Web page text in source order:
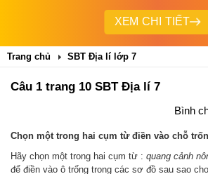
XEM CHI TIẾT
Trang chủ SBT Địa lí lớp 7
Câu 1 trang 10 SBT Địa lí 7
Bình
Chọn một trong hai cụm từ điền vào chỗ
Hãy chọn một trong hai cụm từ : quang cảnh
để điền vào ô trống trong các sơ đồ sau sao